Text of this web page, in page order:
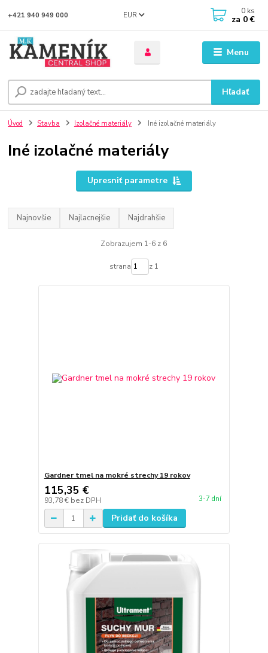
Menu
EUR
Hľadať
+421 940 949 000 0 ks
za 0 €
Úvod Stavba Izolačné materiály Iné izolačné materiály
Iné izolačné materiály
Upresniť parametre
Najnovšie Najlacnejšie Najdrahšie
Zobrazujem 1-6 z 6
strana z 1
Gardner tmel na mokré strechy 19 rokov
115,35 €
93,78 € bez DPH 3-7 dní
Pridať do košíka